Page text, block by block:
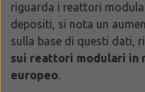
riguarda i reattori
depositi, si nota un
sulla base di questi dati,
sui reattori modulari in
europeo.